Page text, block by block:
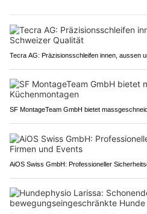
Tecra AG: Präzisionsschleifen innen, aussen
SF MontageTeam GmbH bietet
AiOS Swiss GmbH: Professioneller